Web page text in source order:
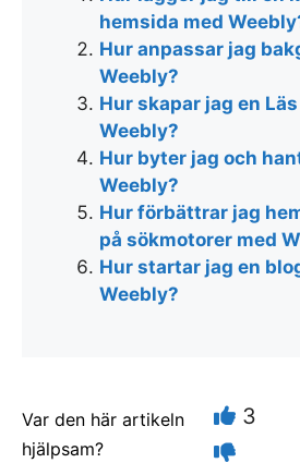
hemsida med
Hur anpassar jag
Weebly?
Hur skapar jag en
Weebly?
Hur byter jag och
Weebly?
Hur förbättrar jag
på sökmotorer med
Hur startar jag en
Weebly?
Var den här artikeln
hjälpsam?
3